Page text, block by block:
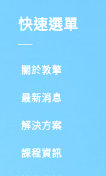
快速選單
關於敦擎
最新消息
解決方案
課程資訊